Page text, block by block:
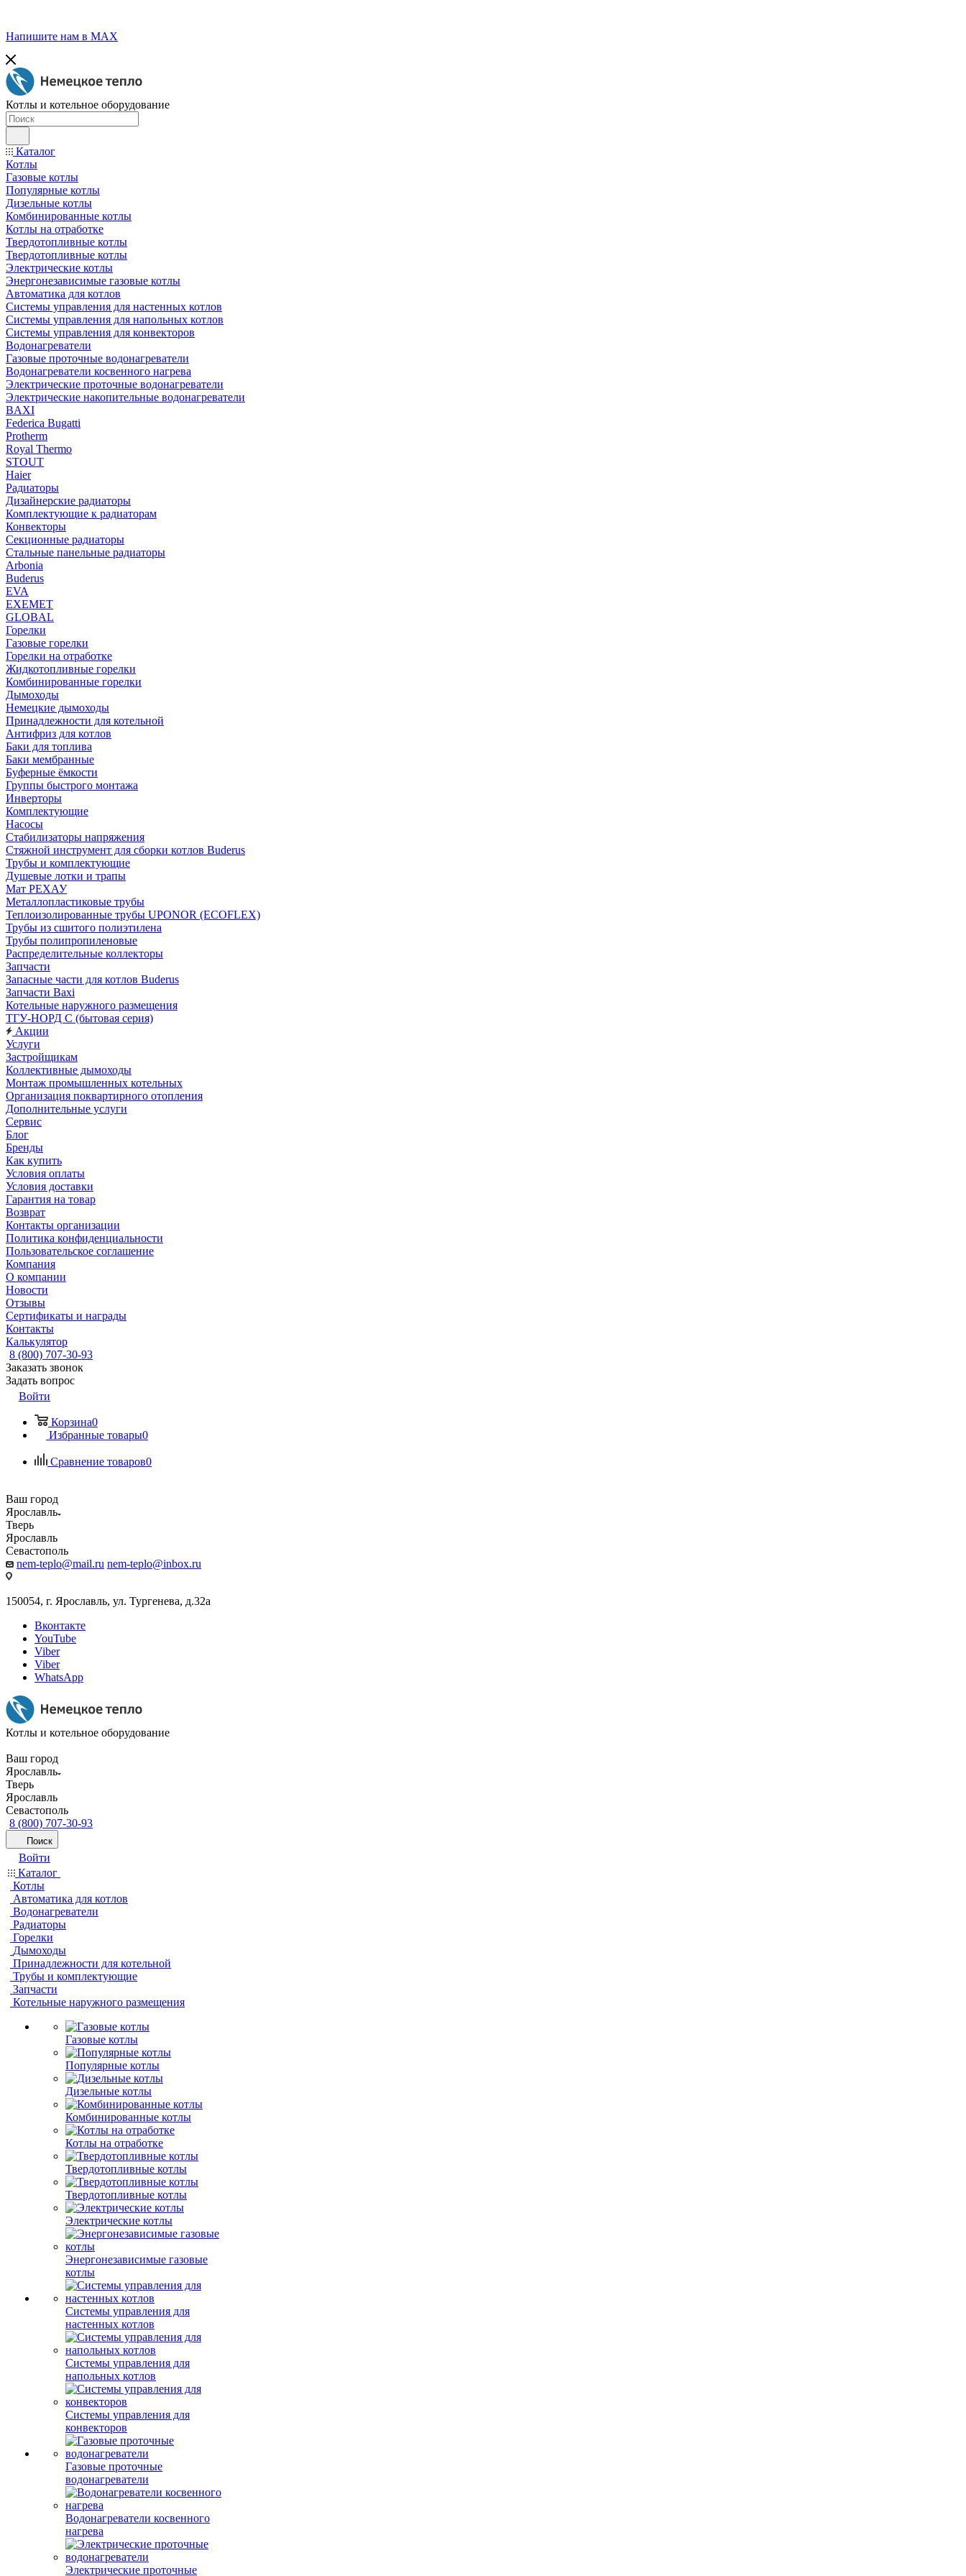
Напишите нам в МАХ
Котлы и котельное оборудование
Каталог
Котлы
Газовые котлы
Популярные котлы
Дизельные котлы
Комбинированные котлы
Котлы на отработке
Твердотопливные котлы
Твердотопливные котлы
Электрические котлы
Энергонезависимые газовые котлы
Автоматика для котлов
Системы управления для настенных котлов
Системы управления для напольных котлов
Системы управления для конвекторов
Водонагреватели
Газовые проточные водонагреватели
Водонагреватели косвенного нагрева
Электрические проточные водонагреватели
Электрические накопительные водонагреватели
BAXI
Federica Bugatti
Protherm
Royal Thermo
STOUT
Haier
Радиаторы
Дизайнерские радиаторы
Комплектующие к радиаторам
Конвекторы
Секционные радиаторы
Стальные панельные радиаторы
Arbonia
Buderus
EVA
EXEMET
GLOBAL
Горелки
Газовые горелки
Горелки на отработке
Жидкотопливные горелки
Комбинированные горелки
Дымоходы
Немецкие дымоходы
Принадлежности для котельной
Антифриз для котлов
Баки для топлива
Баки мембранные
Буферные ёмкости
Группы быстрого монтажа
Инверторы
Комплектующие
Насосы
Стабилизаторы напряжения
Стяжной инструмент для сборки котлов Buderus
Трубы и комплектующие
Душевые лотки и трапы
Мат РЕХАУ
Металлопластиковые трубы
Теплоизолированные трубы UPONOR (ECOFLEX)
Трубы из сшитого полиэтилена
Трубы полипропиленовые
Распределительные коллекторы
Запчасти
Запасные части для котлов Buderus
Запчасти Baxi
Котельные наружного размещения
ТГУ-НОРД С (бытовая серия)
Акции
Услуги
Застройщикам
Коллективные дымоходы
Монтаж промышленных котельных
Организация поквартирного отопления
Дополнительные услуги
Сервис
Блог
Бренды
Как купить
Условия оплаты
Условия доставки
Гарантия на товар
Возврат
Контакты организации
Политика конфиденциальности
Пользовательское соглашение
Компания
О компании
Новости
Отзывы
Сертификаты и награды
Контакты
Калькулятор
8 (800) 707-30-93
Заказать звонок
Задать вопрос
Войти
Корзина0
Избранные товары0
Сравнение товаров0
Ваш город
Ярославль
Тверь
Ярославль
Севастополь
nem-teplo@mail.ru nem-teplo@inbox.ru
150054, г. Ярославль, ул. Тургенева, д.32а
Вконтакте
YouTube
Viber
Viber
WhatsApp
Котлы и котельное оборудование
Ваш город
Ярославль
Тверь
Ярославль
Севастополь
8 (800) 707-30-93
Поиск
Войти
Каталог
Котлы
Автоматика для котлов
Водонагреватели
Радиаторы
Горелки
Дымоходы
Принадлежности для котельной
Трубы и комплектующие
Запчасти
Котельные наружного размещения
Газовые котлы
Популярные котлы
Дизельные котлы
Комбинированные котлы
Котлы на отработке
Твердотопливные котлы
Твердотопливные котлы
Электрические котлы
Энергонезависимые газовые
котлы
Системы управления для
настенных котлов
Системы управления для
напольных котлов
Системы управления для
конвекторов
Газовые проточные
водонагреватели
Водонагреватели косвенного
нагрева
Электрические проточные